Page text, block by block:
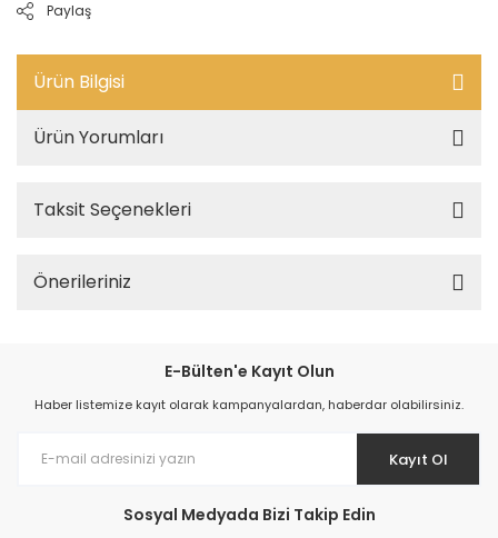
Paylaş
Ürün Bilgisi
Ürün Yorumları
Taksit Seçenekleri
Önerileriniz
E-Bülten'e Kayıt Olun
Haber listemize kayıt olarak kampanyalardan, haberdar olabilirsiniz.
Kayıt Ol
Sosyal Medyada Bizi Takip Edin